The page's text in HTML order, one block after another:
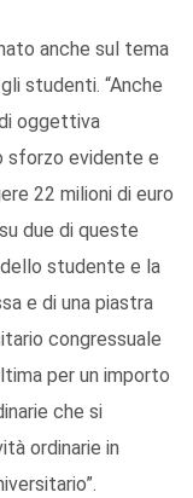
anche sul tema
studenti. “Anche
oggettiva
sforzo evidente e
22 milioni di euro
due di queste
studente e la
e di una piastra
congressuale
per un importo
che si
ordinarie in